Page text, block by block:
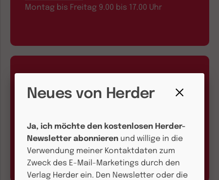
Montag bis Freitag 9.00 bis 17.00 Uhr
E-Mail und Onlineservice
Wir freuen uns über Ihre Nachricht.
Neues von Herder
Ja, ich möchte den kostenlosen Herder-
Newsletter abonnieren und willige in die
Verwendung meiner Kontaktdaten zum
Zweck des E-Mail-Marketings durch den
Verlag Herder ein. Den Newsletter oder die